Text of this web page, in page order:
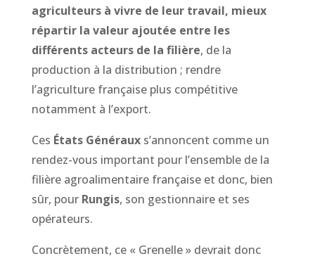
agriculteurs à vivre de leur travail, mieux
répartir la valeur ajoutée entre les
différents acteurs de la filière, de la
production à la distribution ; rendre
l’agriculture française plus compétitive
notamment à l’export.
Ces États Générauxs’annoncent comme un
rendez-vous important pour l’ensemble de la
filière agroalimentaire française et donc, bien
sûr, pour Rungis, son gestionnaire et ses
opérateurs.
Concrètement, ce « Grenelle » devrait donc